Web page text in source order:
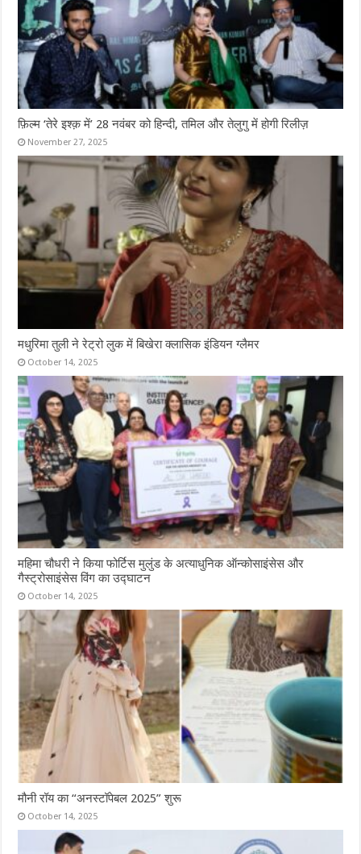
फ़िल्म ‘तेरे इश्क़ में’ 28 नवंबर को हिन्दी, तमिल और तेलुगु में होगी रिलीज़
November 27, 2025
मधुरिमा तुली ने रेट्रो लुक में बिखेरा क्लासिक इंडियन ग्लैमर
October 14, 2025
महिमा चौधरी ने किया फोर्टिस मुलुंड के अत्याधुनिक ऑन्कोसाइंसेस और
गैस्ट्रोसाइंसेस विंग का उद्घाटन
October 14, 2025
मौनी रॉय का “अनस्टॉपेबल 2025” शुरू
October 14, 2025